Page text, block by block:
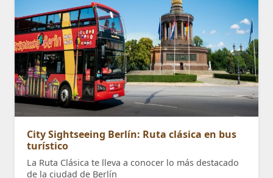
City Sightseeing Berlín: Ruta clásica en bus
turístico
La Ruta Clásica te lleva a conocer lo más destacado
de la ciudad de Berlín